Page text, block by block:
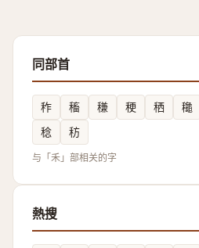
同部首
秨 稸 稴 稉 䄽 䆋
稔
䄱
与「禾」部相关的字
熱搜